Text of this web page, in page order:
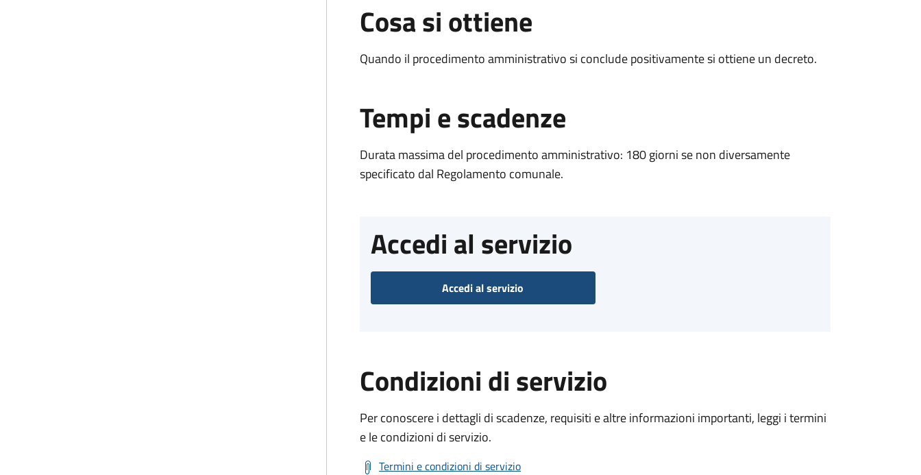
Cosa si ottiene
Quando il procedimento amministrativo si conclude positivamente si ottiene un decreto.
Tempi e scadenze
Durata massima del procedimento amministrativo: 180 giorni se non diversamente
specificato dal Regolamento comunale.
Accedi al servizio
Accedi al servizio
Condizioni di servizio
Per conoscere i dettagli di scadenze, requisiti e altre informazioni importanti, leggi i termini
e le condizioni di servizio.
Termini e condizioni di servizio